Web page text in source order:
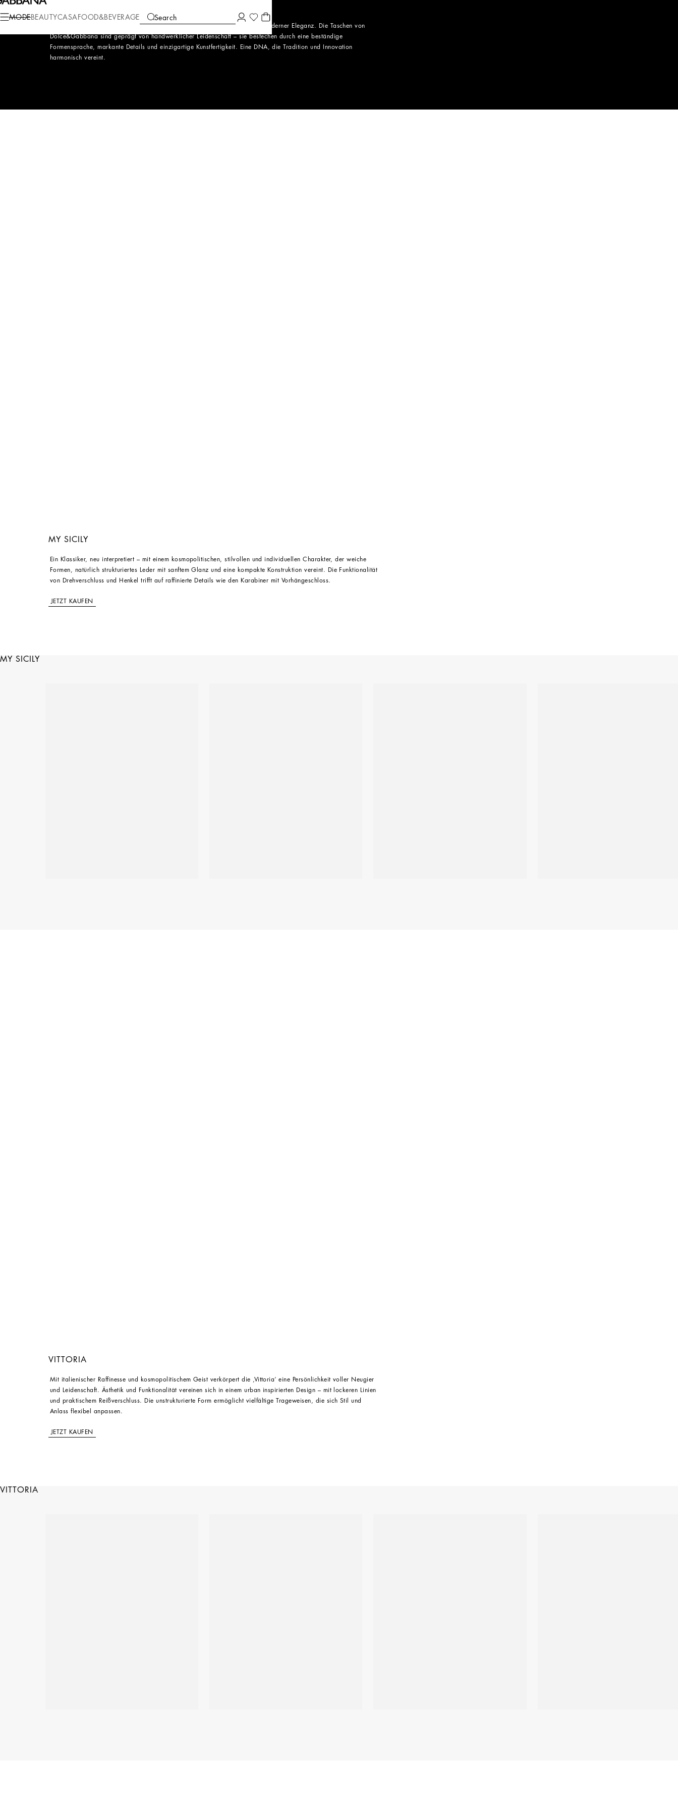
MODEBEAUTYCASA FOOD&BEVERAGE Search
Forschung, Funktionalität und Kreativität verschmelzen in einer Vision von moderner Eleganz. Die Taschen von
Dolce&Gabbana sind geprägt von handwerklicher Leidenschaft – sie bestechen durch eine beständige
Formensprache, markante Details und einzigartige Kunstfertigkeit. Eine DNA, die Tradition und Innovation
harmonisch vereint.
MY SICILY
Ein Klassiker, neu interpretiert – mit einem kosmopolitischen, stilvollen und individuellen Charakter, der weiche
Formen, natürlich strukturiertes Leder mit sanftem Glanz und eine kompakte Konstruktion vereint. Die Funktionalität
von Drehverschluss und Henkel trifft auf raffinierte Details wie den Karabiner mit Vorhängeschloss.
JETZT KAUFEN
MY SICILY
VITTORIA
Mit italienischer Raffinesse und kosmopolitischem Geist verkörpert die ‚Vittoria‘ eine Persönlichkeit voller Neugier
und Leidenschaft. Ästhetik und Funktionalität vereinen sich in einem urban inspirierten Design – mit lockeren Linien
und praktischem Reißverschluss. Die unstrukturierte Form ermöglicht vielfältige Trageweisen, die sich Stil und
Anlass flexibel anpassen.
JETZT KAUFEN
VITTORIA